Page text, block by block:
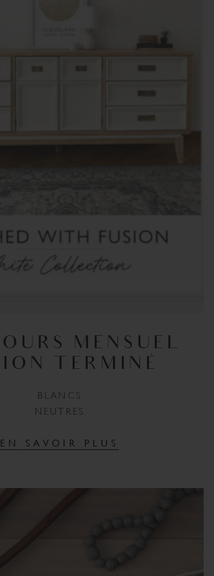
MENSUEL
TERMINÉ
BLANCS
NEUTRES
EN SAVOIR PLUS